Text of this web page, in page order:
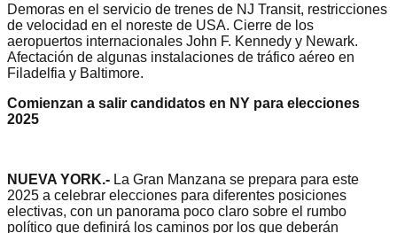
Demoras en el servicio de trenes de NJ Transit, restricciones
de velocidad en el noreste de USA. Cierre de los
aeropuertos internacionales John F. Kennedy y Newark.
Afectación de algunas instalaciones de tráfico aéreo en
Filadelfia y Baltimore.
Comienzan a salir candidatos en NY para elecciones
2025
NUEVA YORK.- La Gran Manzana se prepara para este
2025 a celebrar elecciones para diferentes posiciones
electivas, con un panorama poco claro sobre el rumbo
político que definirá los caminos por los que deberán